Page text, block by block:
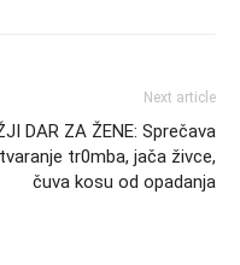
Next article
DAR ZA ŽENE: Sprečava
tr0mba, jača živce,
čuva kosu od opadanja